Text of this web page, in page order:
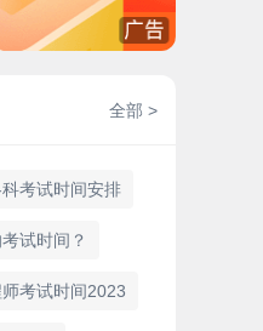
全部 >
考试时间安排
试时间？
考试时间2023